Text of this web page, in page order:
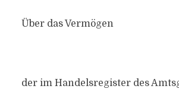
Über das Vermögen
der im Handelsregister des